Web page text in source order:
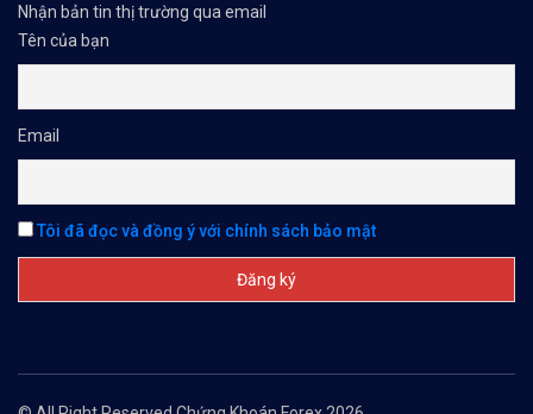
Nhận bản tin thị trường qua email
Tên của bạn
Email
Tôi đã đọc và đồng ý với chính sách bảo mật